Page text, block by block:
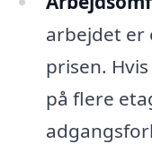
arbejdet er
prisen.
på flere